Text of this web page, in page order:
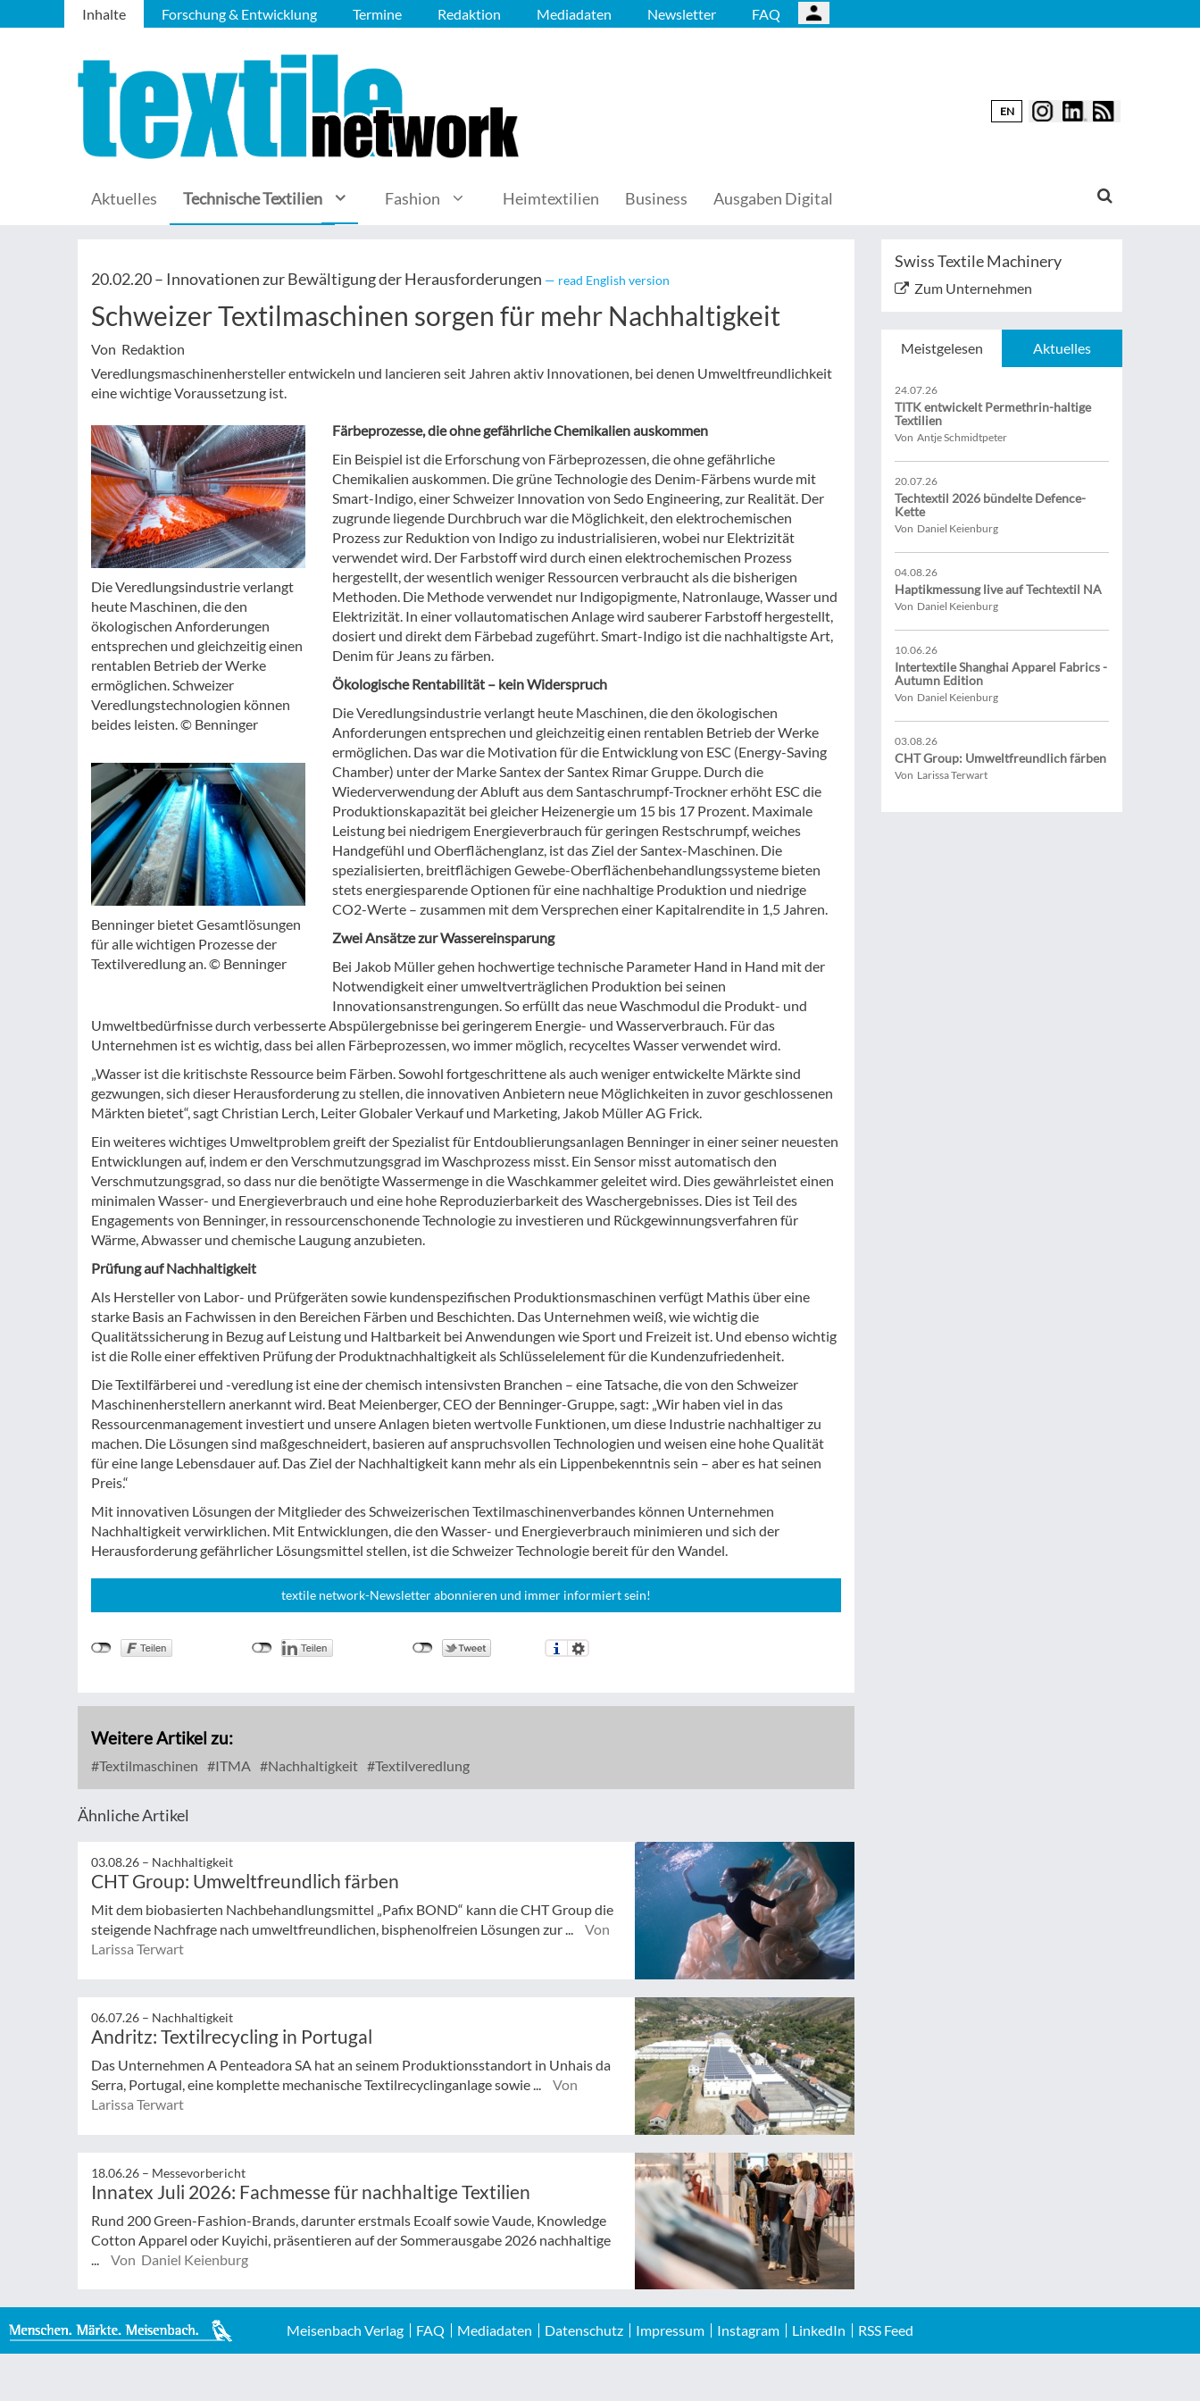
Inhalte Forschung & Entwicklung Termine Redaktion Mediadaten Newsletter FAQ
EN
Aktuelles Technische Textilien Fashion Heimtextilien Business Ausgaben Digital
20.02.20 – Innovationen zur Bewältigung der Herausforderungen — read English version
Schweizer Textilmaschinen sorgen für mehr Nachhaltigkeit
Von Redaktion
Veredlungsmaschinenhersteller entwickeln und lancieren seit Jahren aktiv Innovationen, bei denen Umweltfreundlichkeit
eine wichtige Voraussetzung ist.
Die Veredlungsindustrie verlangt
heute Maschinen, die den
ökologischen Anforderungen
entsprechen und gleichzeitig einen
rentablen Betrieb der Werke
ermöglichen. Schweizer
Veredlungstechnologien können
beides leisten. © Benninger
Benninger bietet Gesamtlösungen
für alle wichtigen Prozesse der
Textilveredlung an. © Benninger
Färbeprozesse, die ohne gefährliche Chemikalien auskommen
Ein Beispiel ist die Erforschung von Färbeprozessen, die ohne gefährliche
Chemikalien auskommen. Die grüne Technologie des Denim-Färbens wurde mit
Smart-Indigo, einer Schweizer Innovation von Sedo Engineering, zur Realität. Der
zugrunde liegende Durchbruch war die Möglichkeit, den elektrochemischen
Prozess zur Reduktion von Indigo zu industrialisieren, wobei nur Elektrizität
verwendet wird. Der Farbstoff wird durch einen elektrochemischen Prozess
hergestellt, der wesentlich weniger Ressourcen verbraucht als die bisherigen
Methoden. Die Methode verwendet nur Indigopigmente, Natronlauge, Wasser und
Elektrizität. In einer vollautomatischen Anlage wird sauberer Farbstoff hergestellt,
dosiert und direkt dem Färbebad zugeführt. Smart-Indigo ist die nachhaltigste Art,
Denim für Jeans zu färben.
Ökologische Rentabilität – kein Widerspruch
Die Veredlungsindustrie verlangt heute Maschinen, die den ökologischen
Anforderungen entsprechen und gleichzeitig einen rentablen Betrieb der Werke
ermöglichen. Das war die Motivation für die Entwicklung von ESC (Energy-Saving
Chamber) unter der Marke Santex der Santex Rimar Gruppe. Durch die
Wiederverwendung der Abluft aus dem Santaschrumpf-Trockner erhöht ESC die
Produktionskapazität bei gleicher Heizenergie um 15 bis 17 Prozent. Maximale
Leistung bei niedrigem Energieverbrauch für geringen Restschrumpf, weiches
Handgefühl und Oberflächenglanz, ist das Ziel der Santex-Maschinen. Die
spezialisierten, breitflächigen Gewebe-Oberflächenbehandlungssysteme bieten
stets energiesparende Optionen für eine nachhaltige Produktion und niedrige
CO2-Werte – zusammen mit dem Versprechen einer Kapitalrendite in 1,5 Jahren.
Zwei Ansätze zur Wassereinsparung
Bei Jakob Müller gehen hochwertige technische Parameter Hand in Hand mit der
Notwendigkeit einer umweltverträglichen Produktion bei seinen
Innovationsanstrengungen. So erfüllt das neue Waschmodul die Produkt- und
Umweltbedürfnisse durch verbesserte Abspülergebnisse bei geringerem Energie- und Wasserverbrauch. Für das
Unternehmen ist es wichtig, dass bei allen Färbeprozessen, wo immer möglich, recyceltes Wasser verwendet wird.
„Wasser ist die kritischste Ressource beim Färben. Sowohl fortgeschrittene als auch weniger entwickelte Märkte sind
gezwungen, sich dieser Herausforderung zu stellen, die innovativen Anbietern neue Möglichkeiten in zuvor geschlossenen
Märkten bietet“, sagt Christian Lerch, Leiter Globaler Verkauf und Marketing, Jakob Müller AG Frick.
Ein weiteres wichtiges Umweltproblem greift der Spezialist für Entdoublierungsanlagen Benninger in einer seiner neuesten
Entwicklungen auf, indem er den Verschmutzungsgrad im Waschprozess misst. Ein Sensor misst automatisch den
Verschmutzungsgrad, so dass nur die benötigte Wassermenge in die Waschkammer geleitet wird. Dies gewährleistet einen
minimalen Wasser- und Energieverbrauch und eine hohe Reproduzierbarkeit des Waschergebnisses. Dies ist Teil des
Engagements von Benninger, in ressourcenschonende Technologie zu investieren und Rückgewinnungsverfahren für
Wärme, Abwasser und chemische Laugung anzubieten.
Prüfung auf Nachhaltigkeit
Als Hersteller von Labor- und Prüfgeräten sowie kundenspezifischen Produktionsmaschinen verfügt Mathis über eine
starke Basis an Fachwissen in den Bereichen Färben und Beschichten. Das Unternehmen weiß, wie wichtig die
Qualitätssicherung in Bezug auf Leistung und Haltbarkeit bei Anwendungen wie Sport und Freizeit ist. Und ebenso wichtig
ist die Rolle einer effektiven Prüfung der Produktnachhaltigkeit als Schlüsselelement für die Kundenzufriedenheit.
Die Textilfärberei und -veredlung ist eine der chemisch intensivsten Branchen – eine Tatsache, die von den Schweizer
Maschinenherstellern anerkannt wird. Beat Meienberger, CEO der Benninger-Gruppe, sagt: „Wir haben viel in das
Ressourcenmanagement investiert und unsere Anlagen bieten wertvolle Funktionen, um diese Industrie nachhaltiger zu
machen. Die Lösungen sind maßgeschneidert, basieren auf anspruchsvollen Technologien und weisen eine hohe Qualität
für eine lange Lebensdauer auf. Das Ziel der Nachhaltigkeit kann mehr als ein Lippenbekenntnis sein – aber es hat seinen
Preis.“
Mit innovativen Lösungen der Mitglieder des Schweizerischen Textilmaschinenverbandes können Unternehmen
Nachhaltigkeit verwirklichen. Mit Entwicklungen, die den Wasser- und Energieverbrauch minimieren und sich der
Herausforderung gefährlicher Lösungsmittel stellen, ist die Schweizer Technologie bereit für den Wandel.
textile network-Newsletter abonnieren und immer informiert sein!
Weitere Artikel zu:
Textilmaschinen ITMA Nachhaltigkeit Textilveredlung
Ähnliche Artikel
03.08.26 – Nachhaltigkeit
CHT Group: Umweltfreundlich färben
Mit dem biobasierten Nachbehandlungsmittel „Pafix BOND“ kann die CHT Group die
steigende Nachfrage nach umweltfreundlichen, bisphenolfreien Lösungen zur ...
Von
Larissa Terwart
06.07.26 – Nachhaltigkeit
Andritz: Textilrecycling in Portugal
Das Unternehmen A Penteadora SA hat an seinem Produktionsstandort in Unhais da
Serra, Portugal, eine komplette mechanische Textilrecyclinganlage sowie ...
Von
Larissa Terwart
18.06.26 – Messevorbericht
Innatex Juli 2026: Fachmesse für nachhaltige Textilien
Rund 200 Green-Fashion-Brands, darunter erstmals Ecoalf sowie Vaude, Knowledge
Cotton Apparel oder Kuyichi, präsentieren auf der Sommerausgabe 2026 nachhaltige
Von Daniel Keienburg
Swiss Textile Machinery
Zum Unternehmen
Meistgelesen Aktuelles
24.07.26
TITK entwickelt Permethrin-haltige
Textilien
Von Antje Schmidtpeter
20.07.26
Techtextil 2026 bündelte Defence-
Kette
Von Daniel Keienburg
04.08.26
Haptikmessung live auf Techtextil NA
Von Daniel Keienburg
10.06.26
Intertextile Shanghai Apparel Fabrics -
Autumn Edition
Von Daniel Keienburg
03.08.26
CHT Group: Umweltfreundlich färben
Von Larissa Terwart
Meisenbach Verlag FAQ Mediadaten Datenschutz Impressum Instagram LinkedIn RSS Feed